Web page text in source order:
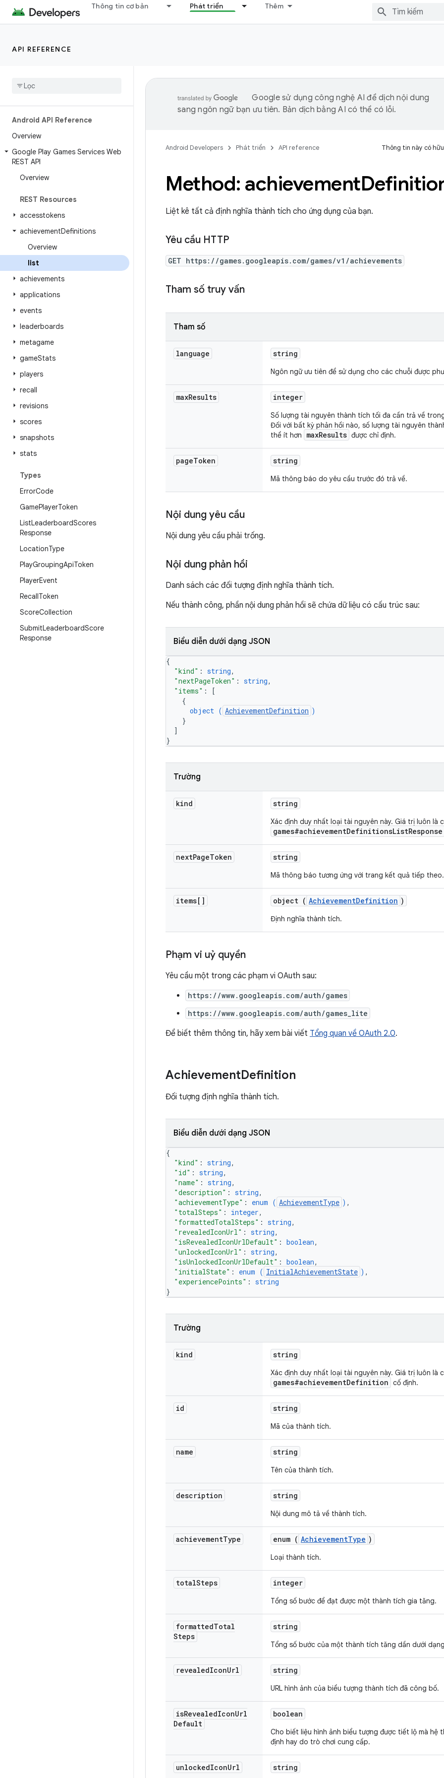
Thông tin cơ bản Phát triển Thêm
API REFERENCE
Android API Reference
Overview
Google Play Games Services Web
REST API
Overview
REST Resources
accesstokens
achievementDefinitions
Overview
list
achievements
applications
events
leaderboards
metagame
gameStats
players
recall
revisions
scores
snapshots
stats
Types
ErrorCode
GamePlayerToken
ListLeaderboardScores
Response
LocationType
PlayGroupingApiToken
PlayerEvent
RecallToken
ScoreCollection
SubmitLeaderboardScore
Response
Google sử dụng công nghệ AI để dịch nội dung
sang ngôn ngữ bạn ưu tiên. Bản dịch bằng AI có thể có lỗi.
Android Developers Phát triển API reference Thông tin này có hữu
Method: achievement
Liệt kê tất cả định nghĩa thành tích cho ứng dụng của bạn.
Yêu cầu HTTP
GET https://games.googleapis.com/games/v1/achievements
Tham số truy vấn
Tham số
language string
Ngôn ngữ ưu tiên để sử dụng cho các chuỗi được
maxResults integer
Số lượng tài nguyên thành tích tối đa cần trả về
Đối với bất kỳ phản hồi nào, số lượng tài nguyên
thể ít hơn
maxResults được chỉ định.
pageToken string
Mã thông báo do yêu cầu trước đó trả về.
Nội dung yêu cầu
Nội dung yêu cầu phải trống.
Nội dung phản hồi
Danh sách các đối tượng định nghĩa thành tích.
Nếu thành công, phần nội dung phản hồi sẽ chứa dữ liệu có cấu trúc sau:
Biểu diễn dưới dạng JSON
{
"kind" : string,
"nextPageToken" : string,
"items" :
[
{
object ( AchievementDefinition )
}
]
}
Trường
kind string
Xác định duy nhất loại tài nguyên này. Giá trị luôn là
games#achievementDefinitionsListResponse
nextPageToken string
Mã thông báo tương ứng với trang kết quả tiếp theo.
items[] object ( AchievementDefinition )
Định nghĩa thành tích.
Phạm vi uỷ quyền
Yêu cầu một trong các phạm vi OAuth sau:
https://www.googleapis.com/auth/games
https://www.googleapis.com/auth/games_lite
Để biết thêm thông tin, hãy xem bài viết Tổng quan về OAuth 2.0.
AchievementDefinition
Đối tượng định nghĩa thành tích.
Biểu diễn dưới dạng JSON
{
"kind" : string,
"id" : string,
"name" : string,
"description" : string,
"achievementType" : enum ( AchievementType ) ,
"totalSteps" : integer,
"formattedTotalSteps" : string,
"revealedIconUrl" : string,
"isRevealedIconUrlDefault" : boolean,
"unlockedIconUrl" : string,
"isUnlockedIconUrlDefault" : boolean,
"initialState" : enum ( InitialAchievementState ) ,
"experiencePoints" : string
}
Trường
kind string
Xác định duy nhất loại tài nguyên này. Giá trị luôn là
games#achievementDefinition cố định.
id string
Mã của thành tích.
name string
Tên của thành tích.
description string
Nội dung mô tả về thành tích.
achievementType enum ( AchievementType )
Loại thành tích.
totalSteps integer
Tổng số bước để đạt được một thành tích gia tăng.
formattedTotal
Steps
string
Tổng số bước của một thành tích tăng dần dưới dạng
revealedIconUrl string
URL hình ảnh của biểu tượng thành tích đã công bố.
isRevealedIconUrl
Default
boolean
Cho biết liệu hình ảnh biểu tượng được tiết lộ mà hệ
định hay do trò chơi cung cấp.
unlockedIconUrl string